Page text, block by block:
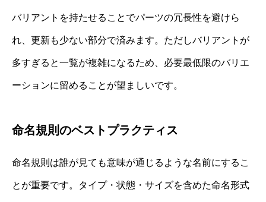
バリアントを持たせることでパーツの冗長性を避けら
れ、更新も少ない部分で済みます。ただしバリアントが
多すぎると一覧が複雑になるため、必要最低限のバリエ
ーションに留めることが望ましいです。
命名規則のベストプラクティス
命名規則は誰が見ても意味が通じるような名前にするこ
とが重要です。タイプ・状態・サイズを含めた命名形式